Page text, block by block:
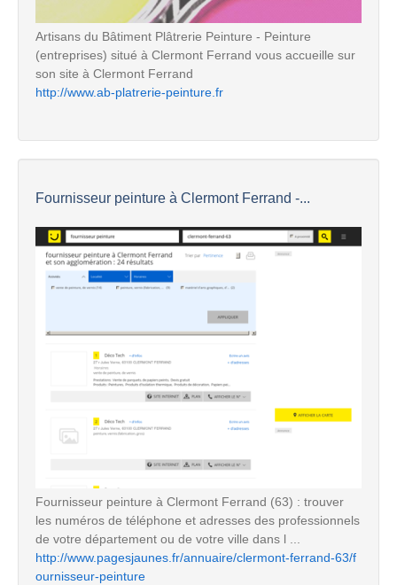
Artisans du Bâtiment Plâtrerie Peinture - Peinture
(entreprises) situé à Clermont Ferrand vous accueille sur
son site à Clermont Ferrand
http://www.ab-platrerie-peinture.fr
Fournisseur peinture à Clermont Ferrand -...
Fournisseur peinture à Clermont Ferrand (63) : trouver
les numéros de téléphone et adresses des professionnels
de votre département ou de votre ville dans l ...
http://www.pagesjaunes.fr/annuaire/clermont-ferrand-63/f
ournisseur-peinture